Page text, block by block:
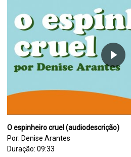
O espinheiro cruel (audiodescrição)
Por: Denise Arantes
Duração: 09:33